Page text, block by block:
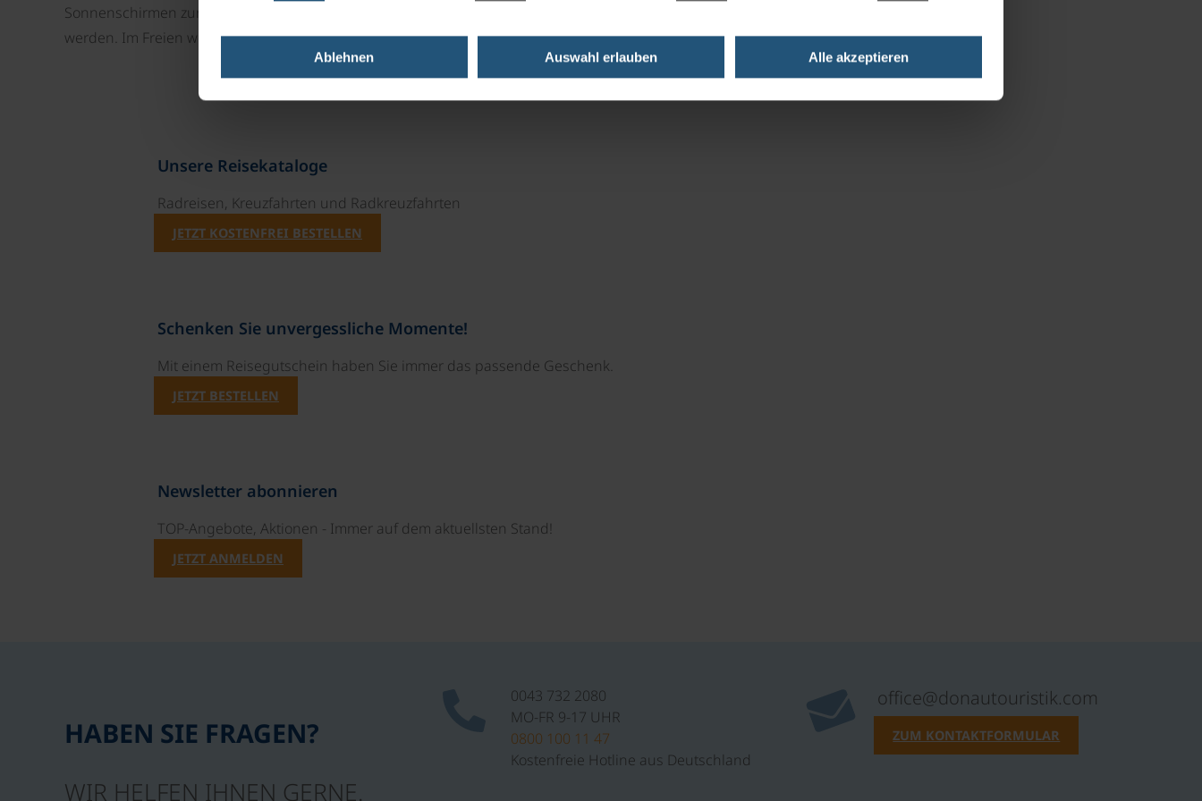
Ablehnen Auswahl erlauben Alle akzeptieren
Sonnenschirmen zur Verfügung. Im nahegelegenen Hotel Garda Bellevue kann der Außenpool mitbenutzt
werden. Im Freien werden kostenlos Parkplätze zur Verfügung gestellt.
Unsere Reisekataloge
Radreisen, Kreuzfahrten und Radkreuzfahrten
JETZT KOSTENFREI BESTELLEN
Schenken Sie unvergessliche Momente!
Mit einem Reisegutschein haben Sie immer das passende Geschenk.
JETZT BESTELLEN
Newsletter abonnieren
TOP-Angebote, Aktionen - Immer auf dem aktuellsten Stand!
JETZT ANMELDEN
HABEN SIE FRAGEN?
WIR HELFEN IHNEN GERNE.
0043 732 2080
MO-FR 9-17 UHR
0800 100 11 47
Kostenfreie Hotline aus Deutschland
office@donautouristik.com
ZUM KONTAKTFORMULAR